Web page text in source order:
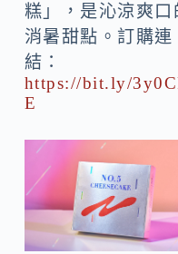
糕」，是沁涼爽口
消暑甜點。訂購連
結：
https://bit.ly/
E